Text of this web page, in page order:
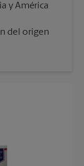
y América
del origen